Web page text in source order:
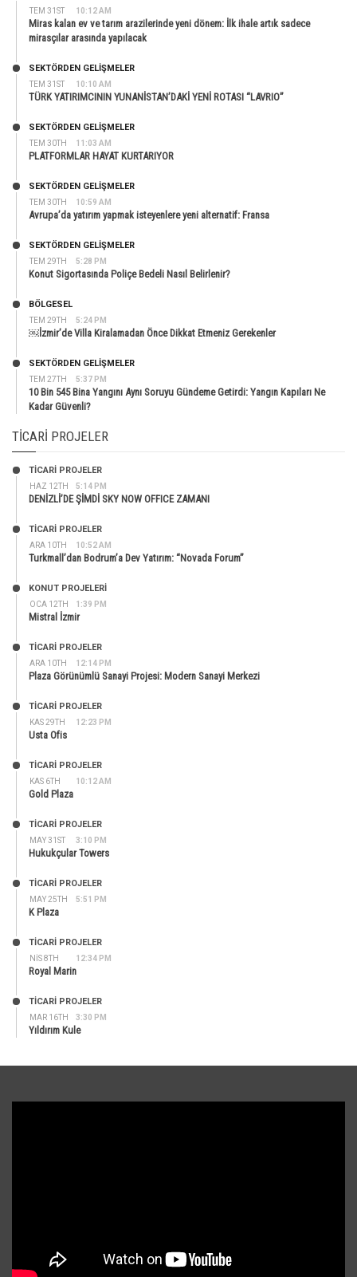
TEM 31ST 10:12 AM
Miras kalan ev ve tarım arazilerinde yeni dönem: İlk ihale artık sadece
mirasçılar arasında yapılacak
TEM 31ST 10:10 AM
SEKTÖRDEN GELIŞMELER
TÜRK YATIRIMCININ YUNANİSTAN’DAKİ YENİ ROTASI “LAVRIO”
TEM 30TH 11:03 AM
SEKTÖRDEN GELIŞMELER
PLATFORMLAR HAYAT KURTARIYOR
TEM 30TH 10:59 AM
SEKTÖRDEN GELIŞMELER
Avrupa’da yatırım yapmak isteyenlere yeni alternatif: Fransa
TEM 29TH 5:28 PM
SEKTÖRDEN GELIŞMELER
Konut Sigortasında Poliçe Bedeli Nasıl Belirlenir?
TEM 29TH 5:24 PM
BÖLGESEL
￼İzmir’de Villa Kiralamadan Önce Dikkat Etmeniz Gerekenler
TEM 27TH 5:37 PM
SEKTÖRDEN GELIŞMELER
10 Bin 545 Bina Yangını Aynı Soruyu Gündeme Getirdi: Yangın Kapıları Ne
Kadar Güvenli?
TICARI PROJELER
HAZ 12TH 5:14 PM
TİCARİ PROJELER
DENİZLİ’DE ŞİMDİ SKY NOW OFFICE ZAMANI
ARA 10TH 10:52 AM
TİCARİ PROJELER
Turkmall’dan Bodrum’a Dev Yatırım: “Novada Forum”
OCA 12TH 1:39 PM
KONUT PROJELERI
Mistral İzmir
ARA 10TH 12:14 PM
TİCARİ PROJELER
Plaza Görünümlü Sanayi Projesi: Modern Sanayi Merkezi
KAS 29TH 12:23 PM
TİCARİ PROJELER
Usta Ofis
KAS 6TH 10:12 AM
TİCARİ PROJELER
Gold Plaza
MAY 31ST 3:10 PM
TİCARİ PROJELER
Hukukçular Towers
MAY 25TH 5:51 PM
TİCARİ PROJELER
K Plaza
NIS 8TH 12:34 PM
TİCARİ PROJELER
Royal Marin
MAR 16TH 3:30 PM
TİCARİ PROJELER
Yıldırım Kule